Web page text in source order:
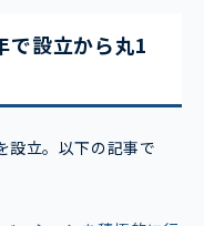
設立から丸1
立。以下の記事で